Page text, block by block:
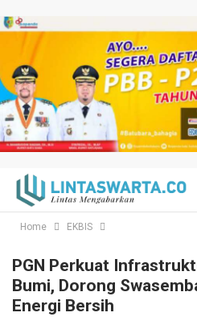
Home EKBIS
PGN Perkuat
Bumi, Dorong
Energi Bersih